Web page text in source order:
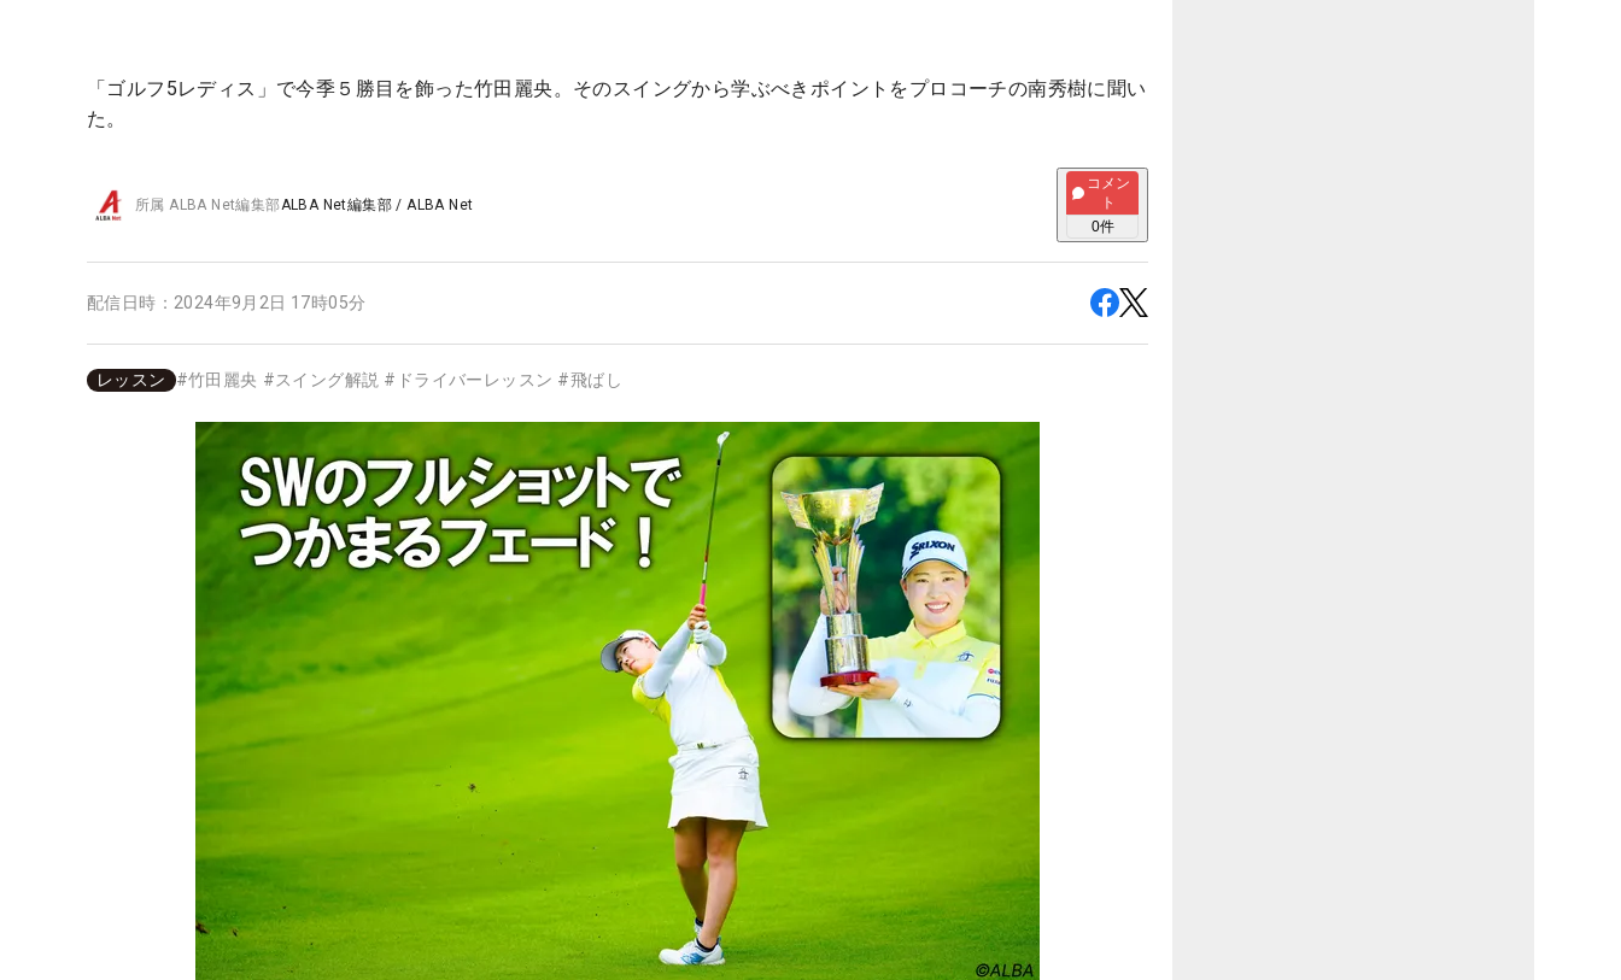
「ゴルフ5レディス」で今季５勝目を飾った竹田麗央。そのスイングから学ぶべきポイントをプロコーチの南秀樹に聞い
た。
所属 ALBA Net編集部ALBA Net編集部 / ALBA Net
コメン
ト
0件
配信日時： 2024年9月2日 17時05分
レッスン #竹田麗央 #スイング解説 # ドライバーレッスン #飛ばし